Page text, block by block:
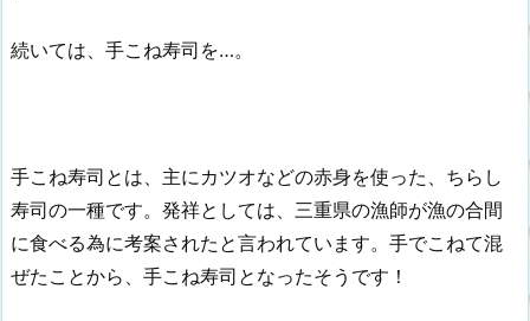
続いては、手こね寿司を…。
手こね寿司とは、主にカツオなどの赤身を使った、ちらし
寿司の一種です。発祥としては、三重県の漁師が漁の合間
に食べる為に考案されたと言われています。手でこねて混
ぜたことから、手こね寿司となったそうです！